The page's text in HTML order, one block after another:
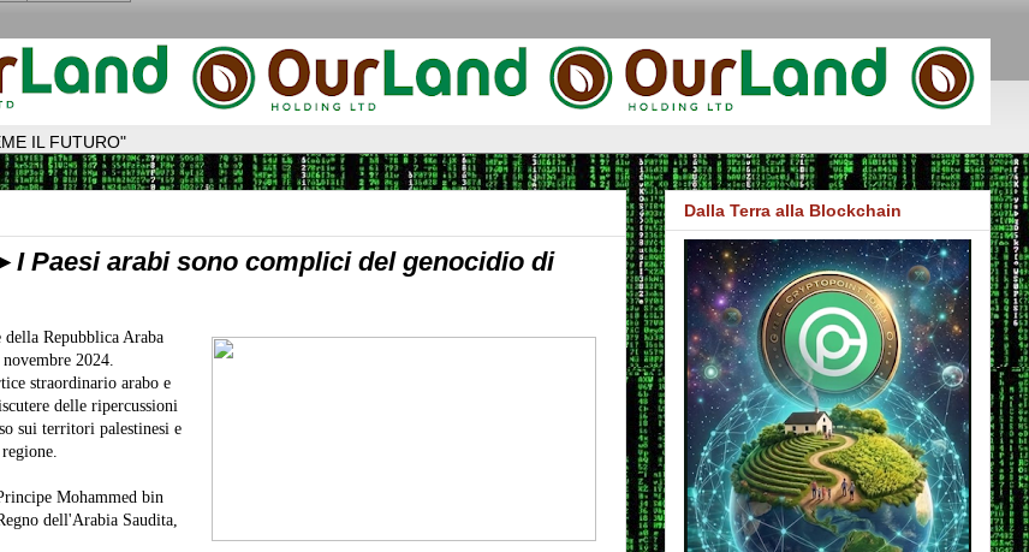
IL FUTURO"
I Paesi arabi sono complici del genocidio di
Repubblica Araba
2024.
straordinario arabo e
delle ripercussioni
sui territori palestinesi e
Mohammed bin
dell'Arabia Saudita,
Dalla Terra alla Blockchain